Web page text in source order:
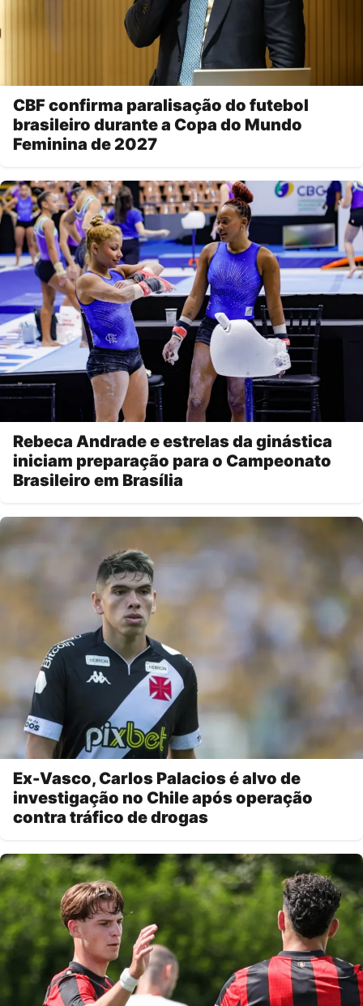
CBF confirma paralisação do futebol
brasileiro durante a Copa do Mundo
Feminina de 2027
Rebeca Andrade e estrelas da ginástica
iniciam preparação para o Campeonato
Brasileiro em Brasília
Ex-Vasco, Carlos Palacios é alvo de
investigação no Chile após operação
contra tráfico de drogas